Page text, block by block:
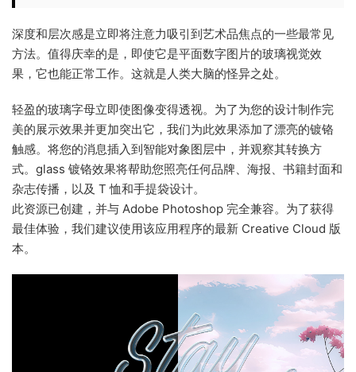
深度和层次感是立即将注意力吸引到艺术品焦点的一些最常见
方法。值得庆幸的是，即使它是平面数字图片的玻璃视觉效
果，它也能正常工作。这就是人类大脑的怪异之处。
轻盈的玻璃字母立即使图像变得透视。为了为您的设计制作完
美的展示效果并更加突出它，我们为此效果添加了漂亮的镀铬
触感。将您的消息插入到智能对象图层中，并观察其转换方
式。glass 镀铬效果将帮助您照亮任何品牌、海报、书籍封面和
杂志传播，以及 T 恤和手提袋设计。
此资源已创建，并与 Adobe Photoshop 完全兼容。为了获得
最佳体验，我们建议使用该应用程序的最新 Creative Cloud 版
本。